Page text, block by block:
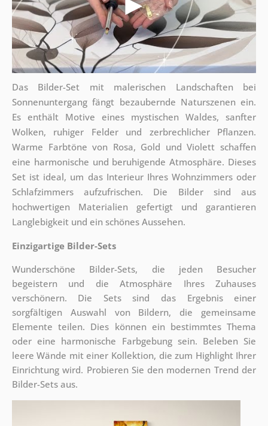
Das Bilder-Set mit malerischen Landschaften bei
Sonnenuntergang fängt bezaubernde Naturszenen ein.
Es enthält Motive eines mystischen Waldes, sanfter
Wolken, ruhiger Felder und zerbrechlicher Pflanzen.
Warme Farbtöne von Rosa, Gold und Violett schaffen
eine harmonische und beruhigende Atmosphäre. Dieses
Set ist ideal, um das Interieur Ihres Wohnzimmers oder
Schlafzimmers aufzufrischen. Die Bilder sind aus
hochwertigen Materialien gefertigt und garantieren
Langlebigkeit und ein schönes Aussehen.
Einzigartige Bilder-Sets
Wunderschöne Bilder-Sets, die jeden Besucher
begeistern und die Atmosphäre Ihres Zuhauses
verschönern. Die Sets sind das Ergebnis einer
sorgfältigen Auswahl von Bildern, die gemeinsame
Elemente teilen. Dies können ein bestimmtes Thema
oder eine harmonische Farbgebung sein. Beleben Sie
leere Wände mit einer Kollektion, die zum Highlight Ihrer
Einrichtung wird. Probieren Sie den modernen Trend der
Bilder-Sets aus.